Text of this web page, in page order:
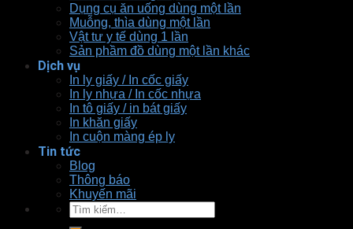
Dụng cụ ăn uống dùng một lần
Muỗng, thìa dùng một lần
Vật tư y tế dùng 1 lần
Sản phầm đồ dùng một lần khác
Dịch vụ
In ly giấy / In cốc giấy
In ly nhựa / In cốc nhựa
In tô giấy / in bát giấy
In khăn giấy
In cuộn màng ép ly
Tin tức
Blog
Thông báo
Khuyến mãi
Tìm
kiếm: